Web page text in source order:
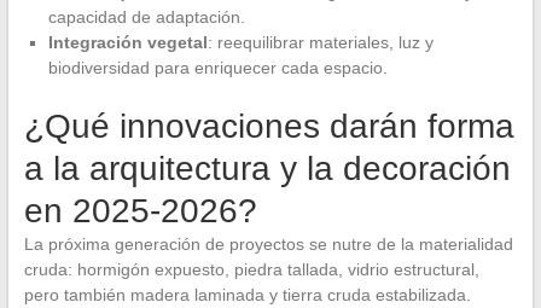
capacidad de adaptación.
Integración vegetal: reequilibrar materiales, luz y
biodiversidad para enriquecer cada espacio.
¿Qué innovaciones darán forma
a la arquitectura y la decoración
en 2025-2026?
La próxima generación de proyectos se nutre de la materialidad
cruda: hormigón expuesto, piedra tallada, vidrio estructural,
pero también madera laminada y tierra cruda estabilizada.